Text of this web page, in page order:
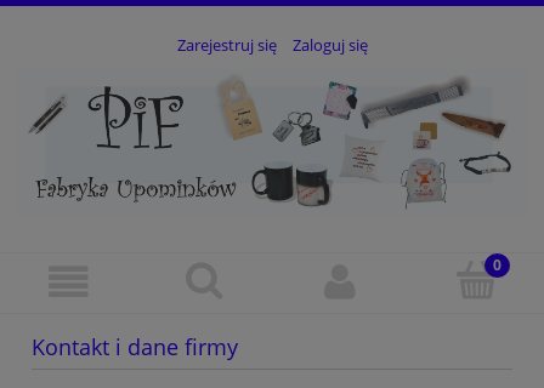
Zarejestruj się Zaloguj się
Kontakt i dane firmy